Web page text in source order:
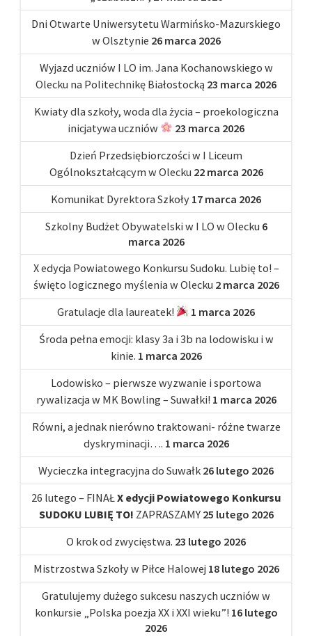
Dni Otwarte Uniwersytetu Warmińsko-Mazurskiego
w Olsztynie 26 marca 2026
Wyjazd uczniów I LO im. Jana Kochanowskiego w
Olecku na Politechnikę Białostocką 23 marca 2026
Kwiaty dla szkoły, woda dla życia – proekologiczna
inicjatywa uczniów
23 marca 2026
Dzień Przedsiębiorczości w I Liceum
Ogólnokształcącym w Olecku 22 marca 2026
Komunikat Dyrektora Szkoły 17 marca 2026
Szkolny Budżet Obywatelski w I LO w Olecku 6
marca 2026
X edycja Powiatowego Konkursu Sudoku. Lubię to! –
święto logicznego myślenia w Olecku 2 marca 2026
Gratulacje dla laureatek!
1 marca 2026
Środa pełna emocji: klasy 3a i 3b na lodowisku i w
kinie. 1 marca 2026
Lodowisko – pierwsze wyzwanie i sportowa
rywalizacja w MK Bowling – Suwałki! 1 marca 2026
Równi, a jednak nierówno traktowani- różne twarze
dyskryminacji…. 1 marca 2026
Wycieczka integracyjna do Suwałk 26 lutego 2026
26 lutego – FINAŁ X edycji Powiatowego Konkursu
SUDOKU LUBIĘ TO! ZAPRASZAMY 25 lutego 2026
O krok od zwycięstwa. 23 lutego 2026
Mistrzostwa Szkoły w Piłce Halowej 18 lutego 2026
Gratulujemy dużego sukcesu naszych uczniów w
konkursie „Polska poezja XX i XXI wieku”! 16 lutego
2026